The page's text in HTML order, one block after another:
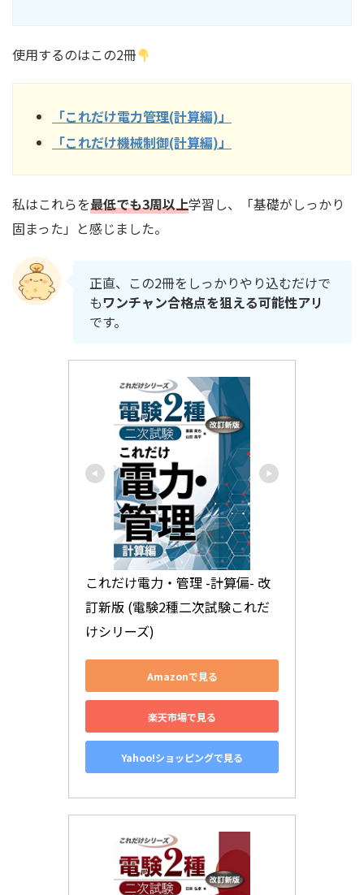
使用するのはこの2冊
「これだけ電力管理(計算編)」
「これだけ機械制御(計算編)」
私はこれらを最低でも3周以上学習し、「基礎がしっかり
固まった」と感じました。
正直、この2冊をしっかりやり込むだけで
もワンチャン合格点を狙える可能性アリ
です。
これだけ電力・管理 -計算偏- 改
訂新版 (電験2種二次試験これだ
けシリーズ)
Amazonで見る
楽天市場で見る
Yahoo!ショッピングで見る